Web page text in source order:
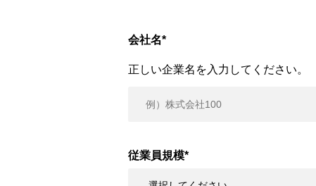
会社名*
正しい企業名を入力してください。
従業員規模*